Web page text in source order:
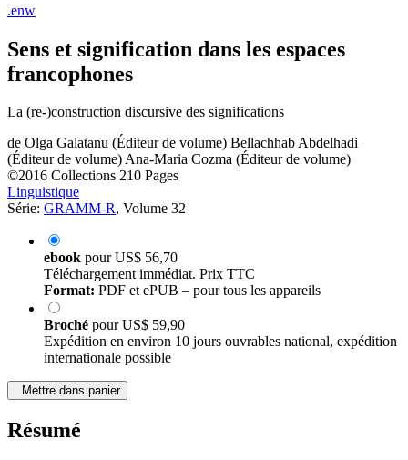
.enw
Sens et signification dans les espaces
francophones
La (re-)construction discursive des significations
de Olga Galatanu (Éditeur de volume) Bellachhab Abdelhadi
(Éditeur de volume)Ana-Maria Cozma (Éditeur de volume)
©2016 Collections 210 Pages
Linguistique
Série: GRAMM-R, Volume 32
ebook pourUS$ 56,70
Téléchargement immédiat. Prix TTC
Format: PDF et ePUB – pour tous les appareils
Broché pourUS$ 59,90
Expédition en environ 10 jours ouvrables national, expédition
internationale possible
Mettre dans panier
Résumé